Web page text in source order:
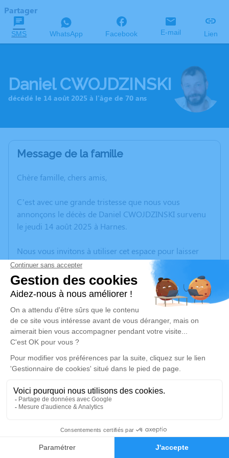
Faire-part Hommages
Partager
SMS WhatsApp Facebook E-mail Lien
Daniel CWOJDZINSKI
décédé le 14 août 2025 à l'âge de 70 ans
Message de la famille
Chère famille, chers amis,
C’est avec une grande tristesse que nous vous
annonçons le décès de Daniel CWOJDZINSKI survenu
le jeudi 14 août 2025 à Harnes.
Nous vous invitons à utiliser cet espace pour laisser
vos condoléances, partager des photos souvenirs, une
anecdote ou exprimer vos pensées à travers des
poèmes ou des textes. Cet endroit est un lieu
d'expression dédié à honorer la mémoire de Daniel
CWOJDZINSKI.
Un service de plantation d’arbre hommage est
disponible ici
Cérémonie religieuse
Église Notre Dame de Libercourt
1 place du général Leclerc